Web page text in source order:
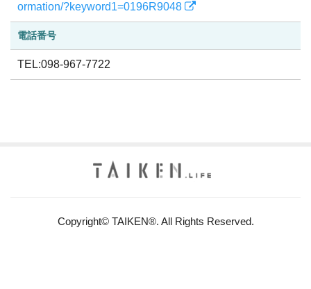
ormation/?keyword1=0196R9048
電話番号
TEL:098-967-7722
Copyright© TAIKEN®. All Rights Reserved.